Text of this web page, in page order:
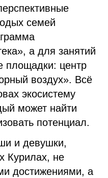
семей
а для занятий
площадки: центр
воздух». Всё
экосистему
может найти
потенциал.
и девушки,
Курилах, не
достижениями, а